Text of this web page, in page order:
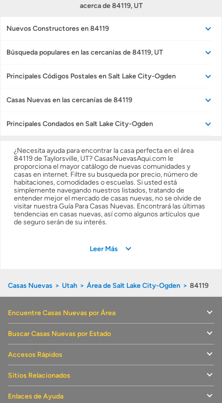
Obtener ofertas por mi casa
acerca de 84119, UT
Nuevos Constructores en 84119
Búsqueda populares en las cercanías de 84119, UT
Principales Códigos Postales en Salt Lake City-Ogden
Casas Nuevas en las cercanías de 84119
Principales Condados en Salt Lake City-Ogden
¿Necesita ayuda para encontrar la casa perfecta en el área
84119 de Taylorsville, UT? CasasNuevasAqui.com le
proporciona el mayor catálogo de nuevas comunidades y
casas en internet. Filtre su busqueda por precio, número de
habitaciones, comodidades o escuelas. Si usted está
simplemente navegando nuestros listados, tratando de
entender mejor el mercado de casas nuevas, no se olvide de
visitar nuestra Guía Para Casas Nuevas. Encontrará las últimas
tendencias en casas nuevas, así como algunos artículos que
de seguro serán de su interés.
Leer Más
Casas Nuevas Utah Área de Salt Lake City-Ogden 84119
Encuentre Casas Nuevas por Área
Buscar Casas Nuevas por Estado
Accesos Rápidos
Sitios Relacionados
Enlaces de Ayuda